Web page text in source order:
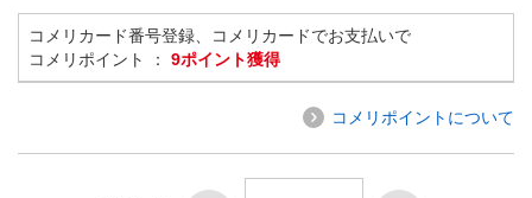
コメリカード番号登録、コメリカードでお支払いで
コメリポイント ： 9ポイント獲得
コメリポイントについて